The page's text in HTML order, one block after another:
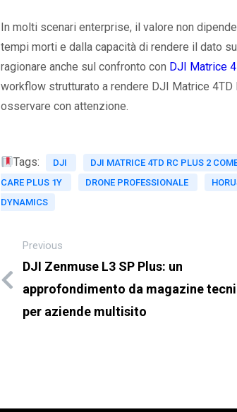
In molti scenari enterprise, il valore non
tempi morti e dalla capacità di rendere il dato
ragionare anche sul confronto con DJI Matrice
workflow strutturato a rendere DJI Matrice
osservare con attenzione.
Tags: DJI
DJI MATRICE 4TD RC PLUS 2
CARE PLUS 1Y
DRONE PROFESSIONALE
DYNAMICS
Previous
DJI Zenmuse L3 SP Plus: un
approfondimento da magazine
per aziende multisito